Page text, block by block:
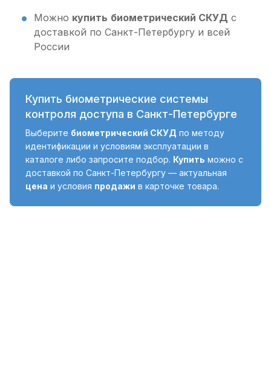
Можно купить биометрический СКУД с
доставкой по Санкт-Петербургу и всей
России
Купить биометрические системы
контроля доступа в Санкт-Петербурге
Выберите биометрический СКУД по методу
идентификации и условиям эксплуатации в
каталоге либо запросите подбор. Купить можно с
доставкой по Санкт-Петербургу — актуальная
цена и условия продажи в карточке товара.